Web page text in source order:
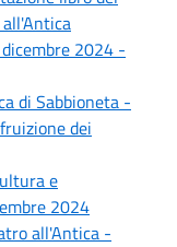
all'Antica
2024 -
di Sabbioneta -
dei
e
2024
all'Antica -